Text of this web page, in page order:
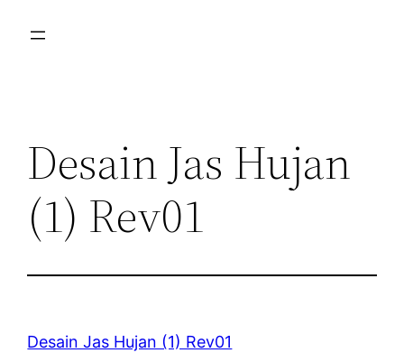
Desain Jas Hujan
(1) Rev01
Desain Jas Hujan (1) Rev01